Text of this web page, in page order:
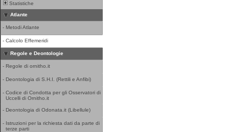
Statistiche
Atlante
- Metodi Atlante
- Calcolo Effemeridi
Regole e Deontologie
- Regole di ornitho.it
- Deontologia di S.H.I. (Rettili e Anfibi)
- Codice di Condotta per gli Osservatori di
Uccelli di Ornitho.it
- Deontologia di Odonata.it (Libellule)
- Istruzioni per la richiesta dati da parte di
terze parti